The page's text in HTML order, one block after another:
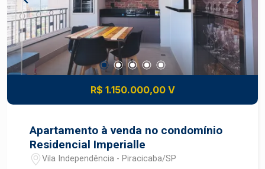
satisfação e segurança para crianças, pets e a
família todo Cada detalhe deste projeto foi
pensado para quem valoriza a praticidade de
cotidiano, o charme da localização e a vista
perfeita para o Rio Piracicaba.
R$ 1.150.000,00 V
Apartamento à venda no condomínio
Residencial Imperialle
Vila Independência - Piracicaba/SP